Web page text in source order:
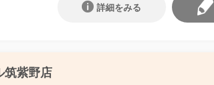
詳細をみる
紫野店